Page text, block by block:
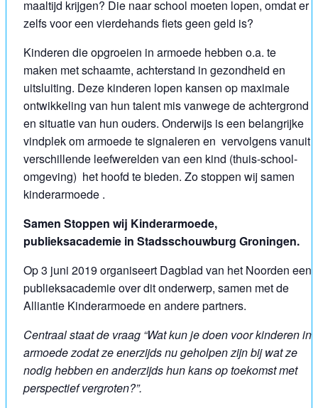
maaltijd krijgen? Die naar school moeten lopen, omdat er
zelfs voor een vierdehands fiets geen geld is?
Kinderen die opgroeien in armoede hebben o.a. te
maken met schaamte, achterstand in gezondheid en
uitsluiting. Deze kinderen lopen kansen op maximale
ontwikkeling van hun talent mis vanwege de achtergrond
en situatie van hun ouders. Onderwijs is een belangrijke
vindplek om armoede te signaleren en vervolgens vanuit
verschillende leefwerelden van een kind (thuis-school-
omgeving) het hoofd te bieden. Zo stoppen wij samen
kinderarmoede .
Samen Stoppen wij Kinderarmoede,
publieksacademie in Stadsschouwburg Groningen.
Op 3 juni 2019 organiseert Dagblad van het Noorden een
publieksacademie over dit onderwerp, samen met de
Alliantie Kinderarmoede en andere partners.
Centraal staat de vraag “Wat kun je doen voor kinderen in
armoede zodat ze enerzijds nu geholpen zijn bij wat ze
nodig hebben en anderzijds hun kans op toekomst met
perspectief vergroten?”.